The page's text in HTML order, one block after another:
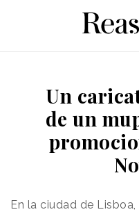
Un
de un
En la ciudad de